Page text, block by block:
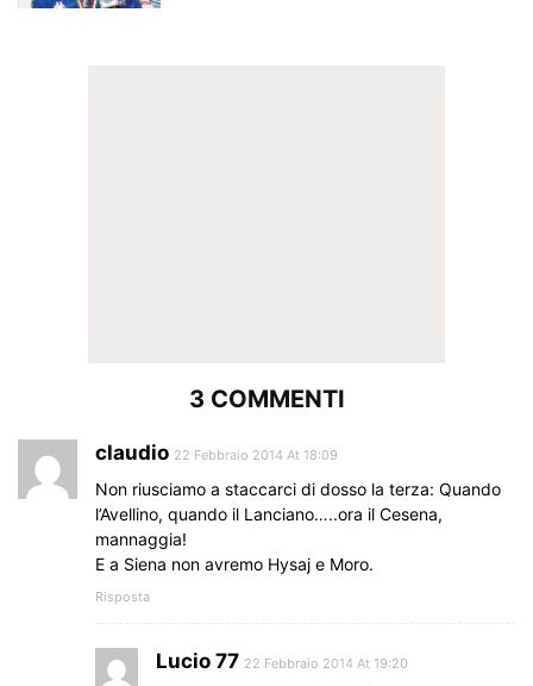
3 COMMENTI
claudio 22 Febbraio 2014 At 18:09
Non riusciamo a staccarci di dosso la terza: Quando
l’Avellino, quando il Lanciano…..ora il Cesena,
mannaggia!
E a Siena non avremo Hysaj e Moro.
Risposta
Lucio 77 22 Febbraio 2014 At 19:20